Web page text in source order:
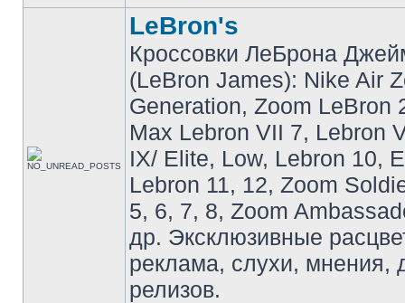
LeBron's
Кроссовки ЛеБрона
(LeBron James): Nike Air
Generation, Zoom LeBron
Max Lebron VII 7, Lebron
IX/ Elite, Low, Lebron 10,
Lebron 11, 12, Zoom
5, 6, 7, 8, Zoom
др. Эксклюзивные
реклама, слухи, мнения,
релизов.